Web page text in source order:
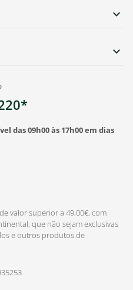
das 09h00 às 17h00 em dias


valor superior a 49,00€, com
que não sejam exclusivas
e outros produtos de